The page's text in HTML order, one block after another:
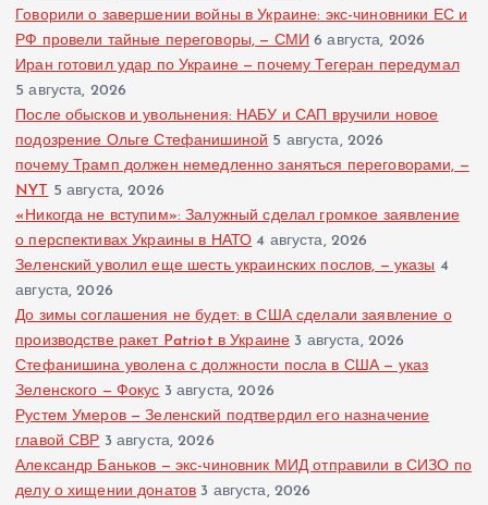
Говорили о завершении войны в Украине: экс-чиновники ЕС и
РФ провели тайные переговоры, — СМИ 6 августа, 2026
Иран готовил удар по Украине — почему Тегеран передумал
5 августа, 2026
После обысков и увольнения: НАБУ и САП вручили новое
подозрение Ольге Стефанишиной 5 августа, 2026
почему Трамп должен немедленно заняться переговорами, —
NYT 5 августа, 2026
«Никогда не вступим»: Залужный сделал громкое заявление
о перспективах Украины в НАТО 4 августа, 2026
Зеленский уволил еще шесть украинских послов, — указы 4
августа, 2026
До зимы соглашения не будет: в США сделали заявление о
производстве ракет Patriot в Украине 3 августа, 2026
Стефанишина уволена с должности посла в США — указ
Зеленского — Фокус 3 августа, 2026
Рустем Умеров — Зеленский подтвердил его назначение
главой СВР 3 августа, 2026
Александр Баньков — экс-чиновник МИД отправили в СИЗО по
делу о хищении донатов 3 августа, 2026